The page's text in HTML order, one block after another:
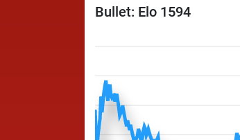
Bullet: Elo 1594